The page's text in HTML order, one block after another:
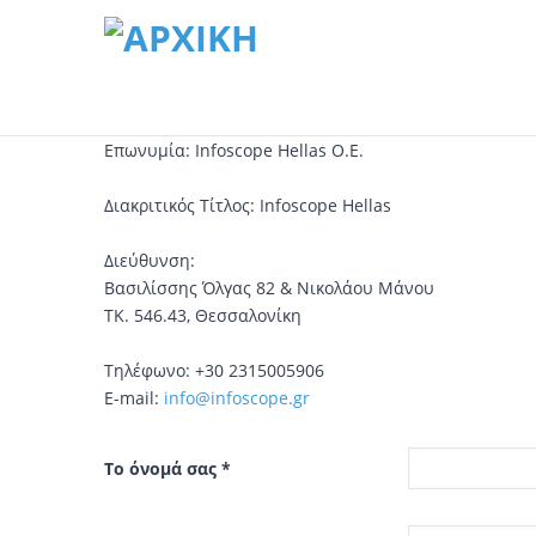
Επωνυμία: Infoscope Hellas Ο.Ε.
Διακριτικός Τίτλος: Infoscope Hellas
Διεύθυνση:
Βασιλίσσης Όλγας 82 & Νικολάου Μάνου
ΤΚ. 546.43, Θεσσαλονίκη
Τηλέφωνο: +30 2315005906
E-mail: info@infoscope.gr
Το όνομά σας *